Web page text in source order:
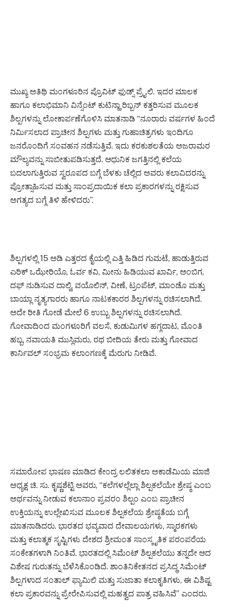
ಮುಖ್ಯ ಅತಿಥಿ ಮಂಗಳೂರಿನ ಪ್ರೊವಿಟ್‌ ಫುಡ್ಸ್‌ ಪ್ರೈ.ಲಿ. ಇದರ ಮಾಲಕ
ಹಾಗೂ ಕಲಾಭಿಮಾನಿ ವಿನ್ಸೆಂಟ್ ಕುಟಿನ್ಹಾ ರಿಬ್ಬನ್‌ ಕತ್ತರಿಸುವ ಮೂಲಕ
ಶಿಲ್ಪಗಳನ್ನು ಲೋಕಾರ್ಪಣೆಗೊಳಿಸಿ ಮಾತನಾಡಿ “ನೂರಾರು ವರ್ಷಗಳ ಹಿಂದೆ
ನಿರ್ಮಿಸಲಾದ ಪ್ರಾಚೀನ ಶಿಲ್ಪಗಳು ಮತ್ತು ಗುಹಾಚಿತ್ರಗಳು ಇಂದಿಗೂ
ಜನರೊಂದಿಗೆ ಸಂವಹನ ನಡೆಸುತ್ತಿವೆ. ಇದು ಕರಕುಶಲತೆಯ ಅಜರಾಮರ
ಮೌಲ್ಯವನ್ನು ಸಾಬೀತುಪಡಿಸುತ್ತದೆ. ಆಧುನಿಕ ಜಗತ್ತಿನಲ್ಲಿ ಕಲೆಯ
ಬದಲಾಗುತ್ತಿರುವ ಸ್ವರೂಪದ ಬಗ್ಗೆ ಬೆಳಕು ಚೆಲ್ಲಿದ ಅವರು ಕಲಾವಿದರನ್ನು
ಪ್ರೋತ್ಸಾಹಿಸುವ ಮತ್ತು ಸಾಂಪ್ರದಾಯಿಕ ಕಲಾ ಪ್ರಕಾರಗಳನ್ನು ರಕ್ಷಿಸುವ
ಅಗತ್ಯದ ಬಗ್ಗೆ ತಿಳಿ ಹೇಳಿದರು”.
ಶಿಲ್ಪಗಳಲ್ಲಿ 15 ಅಡಿ ಎತ್ತರದ ಕೈಯಲ್ಲಿ ಎತ್ತಿ ಹಿಡಿದ ಗುಮಟೆ, ಹಾಡುತ್ತಿರುವ
ಎರಿಕ್‌ ಒಝೇರಿಯೊ, ಓರ್ವ ಕವಿ, ಮೀನು ಹಿಡಿಯುವ ಖಾರ್ವಿ, ಅಂಬಿಗ,
ದಫ್‌ ನುಡಿಸುವ ದಾಲ್ದಿ, ವಯೊಲಿನ್‌, ವೀಣೆ, ಟ್ರಂಪೆಟ್‌, ಮಾಂಡೊ ಮತ್ತು
ಬಾಯ್ಲಾ ನೃತ್ಯಗಾರರು ಹಾಗೂ ನಾಟಕಕಾರರ ಶಿಲ್ಪಗಳನ್ನು ರಚಿಸಲಾಗಿದೆ.
ಅದೇ ರೀತಿ ಗೋಡೆ ಮೇಲೆ 6 ಉಬ್ಬು ಶಿಲ್ಪಗಳನ್ನು ರಚಿಸಲಾಗಿದೆ.
ಗೋವಾದಿಂದ ಮಂಗಳೂರಿಗೆ ವಲಸೆ, ಕುಡುಮಿಗಳ ಹಗ್ಗದಾಟ, ಮೊಂತಿ
ಹಬ್ಬ, ನವಾಯತಿ ಮುಸ್ಲಿಮರು, ರಥ ಬೀದಿಯ ತೇರು ಮತ್ತು ಗೋವಾದ
ಕಾರ್ನಿವಲ್‌ ಸಂಭ್ರಮ ಕಲಾಂಗಣಕ್ಕೆ ಮೆರುಗು ನೀಡಿವೆ.
ಸಮಾರೋಪ ಭಾಷಣ ಮಾಡಿದ ಕೇಂದ್ರ ಲಲಿತಕಲಾ ಅಕಾಡೆಮಿಯ ಮಾಜಿ
ಅಧ್ಯಕ್ಷ ಚಿ. ಸು. ಕೃಷ್ಣಶೆಟ್ಟಿ ಅವರು, “ಕಲೆಗಳಲ್ಲೆಲ್ಲಾ ಶಿಲ್ಪಕಲೆಯೇ ಶ್ರೇಷ್ಠ ಎಂಬ
ಅರ್ಥವನ್ನು ನೀಡುವ ಕಲಾನಾಂ ಪ್ರವರಂ ಶಿಲ್ಪಂ ಎಂಬ ಪ್ರಾಚೀನ
ಉಕ್ತಿಯನ್ನು ಉಲ್ಲೇಖಿಸುವ ಮೂಲಕ ಶಿಲ್ಪಕಲೆಯ ಶ್ರೇಷ್ಠತೆಯ ಬಗ್ಗೆ
ಮಾತನಾಡಿದರು. ಭಾರತದ ಭವ್ಯವಾದ ದೇವಾಲಯಗಳು, ಸ್ಮಾರಕಗಳು
ಮತ್ತು ಕಲಾತ್ಮಕ ಸೃಷ್ಟಿಗಳು ದೇಶದ ಶ್ರೀಮಂತ ಸಾಂಸ್ಕೃತಿಕ ಪರಂಪರೆಯ
ಸಂಕೇತಗಳಾಗಿ ನಿಂತಿವೆ. ಭಾರತದಲ್ಲಿ ಸಿಮೆಂಟ್ ಶಿಲ್ಪಕಲೆಯು ತನ್ನದೇ ಆದ
ವಿಶೇಷ ಗುರುತನ್ನು ಬೆಳೆಸಿಕೊಂಡಿದೆ. ಶಾಂತಿನಿಕೇತನದ ಪ್ರಸಿದ್ಧ ಸಿಮೆಂಟ್
ಶಿಲ್ಪಗಳಾದ ಸಂತಾಲ್ ಫ್ಯಾಮಿಲಿ ಮತ್ತು ಸುಜಾತಾ ಕಲಾಕೃತಿಗಳು, ಈ ವಿಶಿಷ್ಟ
ಕಲಾ ಪ್ರಕಾರವನ್ನು ಪ್ರೇರೇಪಿಸುವಲ್ಲಿ ಮಹತ್ವದ ಪಾತ್ರ ವಹಿಸಿವೆ” ಎಂದರು.